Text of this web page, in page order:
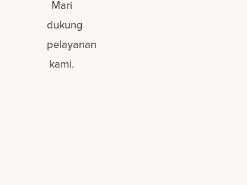
Mari
dukung
pelayanan
kami.